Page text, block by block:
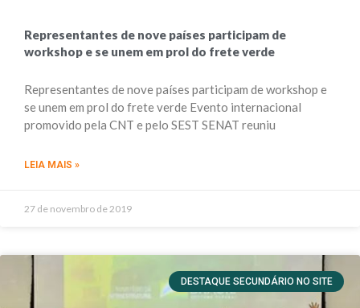
Representantes de nove países participam de
workshop e se unem em prol do frete verde
Representantes de nove países participam de workshop e
se unem em prol do frete verde Evento internacional
promovido pela CNT e pelo SEST SENAT reuniu
LEIA MAIS »
27 de novembro de 2019
DESTAQUE SECUNDÁRIO NO SITE